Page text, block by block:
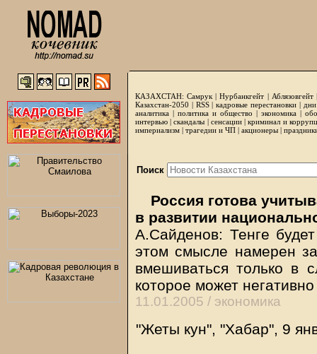
КАЗАХСТАН: Самрук |Нурбанкгейт | Аблязовгейт
Казахстан-2050 | RSS|кадровые перестановки|
аналитика | политика и общество | экономика |
интервью |скандалы | сенсации|криминал и
империализм | трагедии и ЧП | акционеры |
Поиск
Россия готова
в развитии
А.Сайденов: Тенге
этом смысле намерен
вмешиваться только в
которое может
11.01.2005 / экономика
"Жеты кун", "Хабар", 9